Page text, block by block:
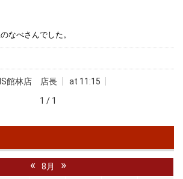
なべさんでした。
館林店 店長
at 11:15
1 / 1
« 8月 »